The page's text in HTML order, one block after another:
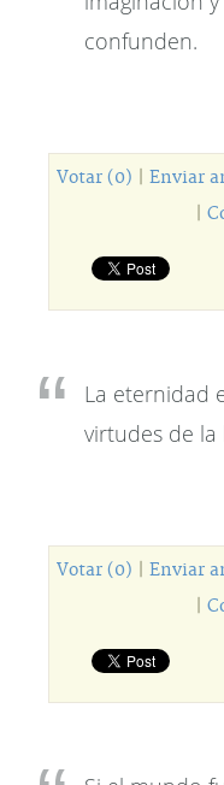
confunden.
Votar (0) Enviar
La eternidad
virtudes de
Votar (0) Enviar